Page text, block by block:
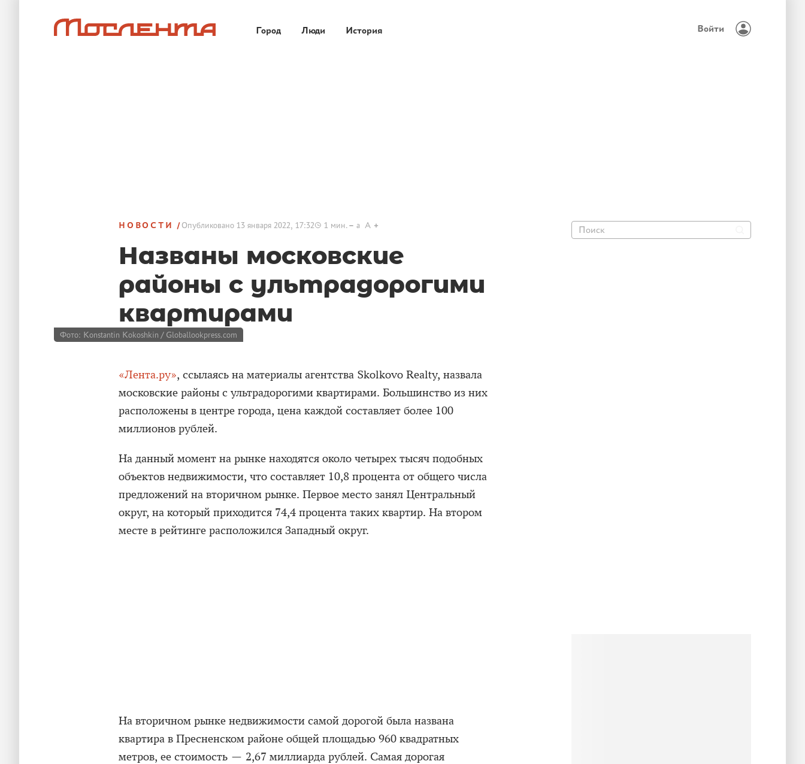
Город Люди История Войти
НОВОСТИ Опубликовано13 января 2022, 17:32 1 мин. a A
Названы московские
районы с ультрадорогими
квартирами
Фото: Konstantin Kokoshkin / Globallookpress.com
«Лента.ру», ссылаясь на материалы агентства Skolkovo Realty, назвала
московские районы с ультрадорогими квартирами. Большинство из них
расположены в центре города, цена каждой составляет более 100
миллионов рублей.
На данный момент на рынке находятся около четырех тысяч подобных
объектов недвижимости, что составляет 10,8 процента от общего числа
предложений на вторичном рынке. Первое место занял Центральный
округ, на который приходится 74,4 процента таких квартир. На втором
месте в рейтинге расположился Западный округ.
На вторичном рынке недвижимости самой дорогой была названа
квартира в Пресненском районе общей площадью 960 квадратных
метров, ее стоимость — 2,67 миллиарда рублей. Самая дорогая